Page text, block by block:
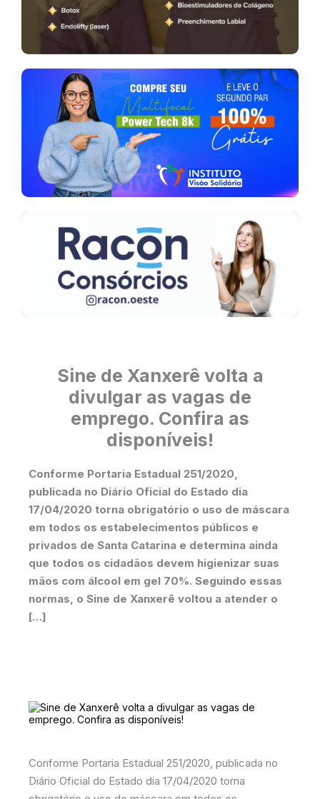
Sine de Xanxerê volta a
divulgar as vagas de
emprego. Confira as
disponíveis!
Conforme Portaria Estadual 251/2020,
publicada no Diário Oficial do Estado dia
17/04/2020 torna obrigatório o uso de máscara
em todos os estabelecimentos públicos e
privados de Santa Catarina e determina ainda
que todos os cidadãos devem higienizar suas
mãos com álcool em gel 70%. Seguindo essas
normas, o Sine de Xanxerê voltou a atender o
[…]
Conforme Portaria Estadual 251/2020, publicada no
Diário Oficial do Estado dia 17/04/2020 torna